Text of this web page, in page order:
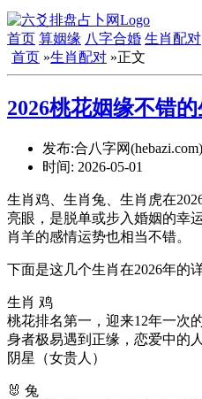
首页 算姻缘 八字合婚 生肖配对
首页 »生肖配对 »正文
2026桃花姻缘不错
发布:合八字网(hebazi.com)
时间: 2026-05-01
生肖鸡、生肖兔、生肖虎在
亮眼，是脱单或步入婚姻的幸
肖羊的感情运势也相当不错。
下面是这几个生肖在2026年的
生肖 鸡
桃花排名第一，迎来12年一次
身者极易遇到正缘，恋爱中的
阴星（女贵人）
🐰 兔